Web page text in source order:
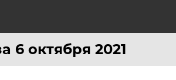
6 октября 2021